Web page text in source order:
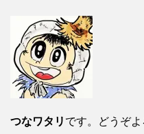
つなワタリ です。どうぞ